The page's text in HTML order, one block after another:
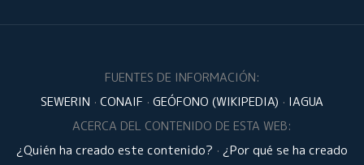
FUENTES DE INFORMACIÓN:
SEWERIN · CONAIF · GEÓFONO (WIKIPEDIA) · IAGUA
ACERCA DEL CONTENIDO DE ESTA WEB:
¿Quién ha creado este contenido? · ¿Por qué se ha creado